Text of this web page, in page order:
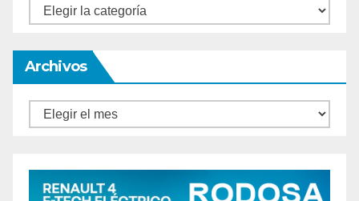
Categorías
Archivos
Archivos